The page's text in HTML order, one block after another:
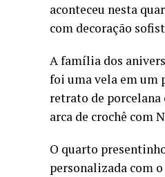
aconteceu nesta
com decoração
A família dos
foi uma vela em um
retrato de porcelana
arca de crochê com
O quarto
personalizada com